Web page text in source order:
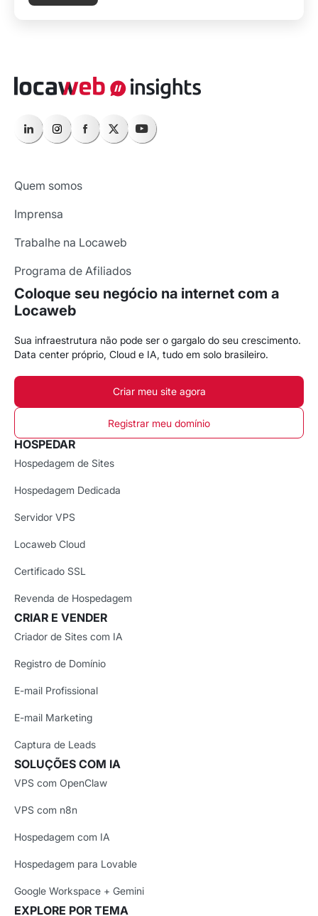
Quem somos
Imprensa
Trabalhe na Locaweb
Programa de Afiliados
Coloque seu negócio na internet com a
Locaweb
Sua infraestrutura não pode ser o gargalo do seu crescimento.
Data center próprio, Cloud e IA, tudo em solo brasileiro.
Criar meu site agora
Registrar meu domínio
HOSPEDAR
Hospedagem de Sites
Hospedagem Dedicada
Servidor VPS
Locaweb Cloud
Certificado SSL
Revenda de Hospedagem
CRIAR E VENDER
Criador de Sites com IA
Registro de Domínio
E-mail Profissional
E-mail Marketing
Captura de Leads
SOLUÇÕES COM IA
VPS com OpenClaw
VPS com n8n
Hospedagem com IA
Hospedagem para Lovable
Google Workspace + Gemini
EXPLORE POR TEMA